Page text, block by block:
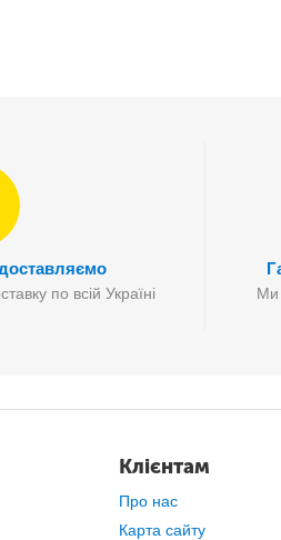
Вам не доведеться переживати, що
по всій Україні Ми
Клієнтам
Про нас
Карта сайту